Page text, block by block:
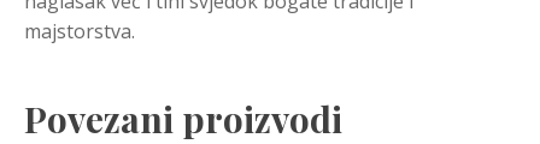
majstorstva.
Povezani proizvodi